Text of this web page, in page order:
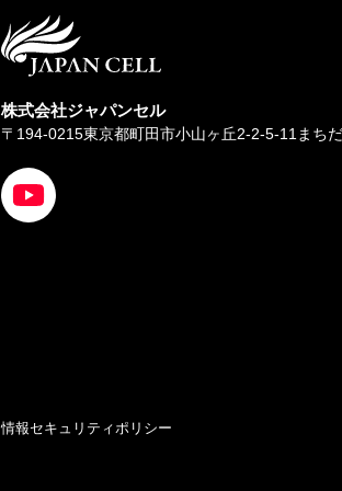
株式会社ジャパンセル
〒194-0215東京都町田市小山ヶ丘2-2-5-11まち
情報セキュリティポリシー